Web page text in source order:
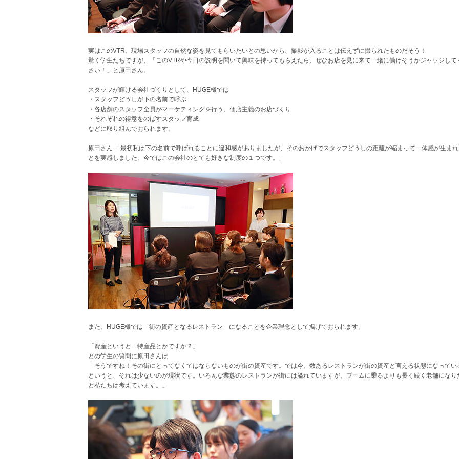
実はこのVTR、現場スタッフの自然な姿を見てもらいたいとの思いから、撮影が入ることは伝えずに撮られたものだそう！
驚く学生たちですが、「このVTRや今日の説明を聞いて興味を持ってもらえたら、ぜひお店を見に来て一緒に働けそうかジャッジして
さい！」と原田さん。
スタッフが輝ける会社づくりとして、HUGE様では
・スタッフどうしが下の名前で呼ぶ
・各店舗のスタッフ全員がマーケティングを行う、個店主義のお店づくり
・それぞれの得意をのばすスタッフ育成
などに取り組んでおられます。
原田さん 「最初私は下の名前で呼ばれることに違和感がありましたが、そのおかげでスタッフどうしの距離が縮まって一体感が生まれ
とを実感しました。今ではこの会社のとても好きな制度の１つです。」
また、HUGE様では「街の資産となるレストラン」になることを企業理念として掲げておられます。
「資産というと…特産品とかですか？」
との学生の質問に原田さんは
「そうですね！その街にとってなくてはならないものが街の資産です。では今、数あるレストランが街の資産と言える状態になってい
というと、それは少ないのが現状です。いろんな業態のレストランが街には溢れていますが、ブームに乗るよりも長く続く老舗になり
と私たちは考えています。」